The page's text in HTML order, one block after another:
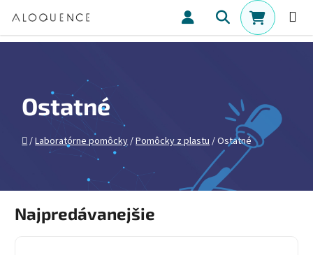
Hľadať
Ostatné
Domov
/Laboratórne pomôcky/Pomôcky z plastu /Ostatné
Najpredávanejšie